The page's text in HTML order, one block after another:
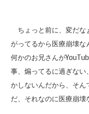
ちょっと前に、変だな
がってるから医療崩壊
何かのお兄さんが
事、煽ってるに過ぎな
かしないんだから、そ
だ、それなのに医療崩壊